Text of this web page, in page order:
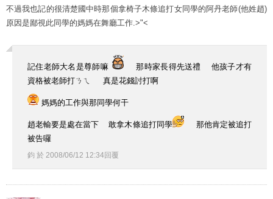
不過我也記的很清楚國中時那個拿椅子木條追打女同學的阿丹老師(他姓趙)
原因是鄙視此同學的媽媽在舞廳工作.>"<
記住老師大名是尊師嘛
那時家長得先送禮 他孩子才有
資格被老師打ㄋㄟ 真是花錢討打啊
媽媽的工作與那同學何干
趙老輸要是處在當下 敢拿木條追打同學
那他肯定被追打
被告囉
鈞 於 2008/06/12 12:34回覆